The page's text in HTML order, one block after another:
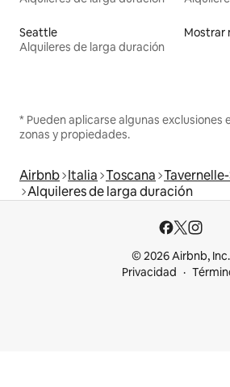
Seattle
Alquileres de larga duración
Mostrar
* Pueden aplicarse algunas exclusiones
zonas y propiedades.
Airbnb Italia Toscana
Alquileres de larga duración
© 2026 Airbnb, Inc.
Privacidad